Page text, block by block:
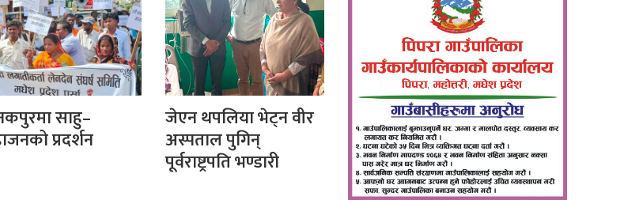
साहु–
प्रदर्शन
जेएन थपलिया भेट्न वीर
अस्पताल पुगिन्
पूर्वराष्ट्रपति भण्डारी